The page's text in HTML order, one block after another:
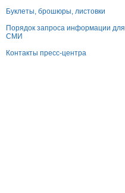
Буклеты, брошюры, листовки
Порядок запроса информации для
СМИ
Контакты пресс-центра